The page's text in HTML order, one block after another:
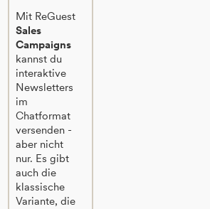
Mit ReGuest
Sales
Campaigns
kannst du
interaktive
Newsletters
im
Chatformat
versenden -
aber nicht
nur. Es gibt
auch die
klassische
Variante, die